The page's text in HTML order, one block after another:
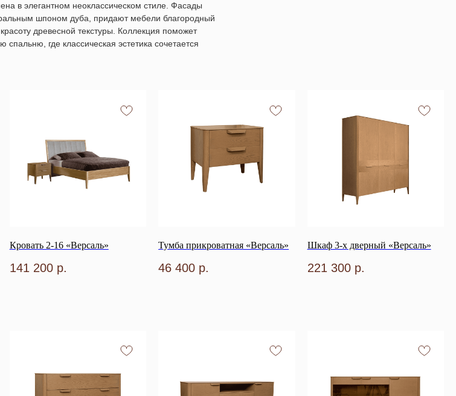
в элегантном неоклассическом стиле. Фасады
шпоном дуба, придают мебели благородный
древесной текстуры. Коллекция поможет
где классическая эстетика сочетается
Кровать 2-16 «Версаль»
141 200 р.
Тумба прикроватная «Версаль»
46 400 р.
Шкаф 3-х дверный «Версаль»
221 300 р.